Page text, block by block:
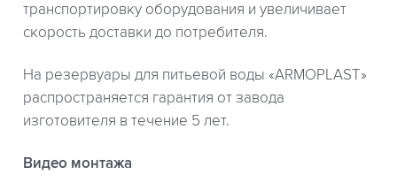
транспортировку оборудования и увеличивает
скорость доставки до потребителя.
На резервуары для питьевой воды «ARMOPLAST»
распространяется гарантия от завода
изготовителя в течение 5 лет.
Видео монтажа